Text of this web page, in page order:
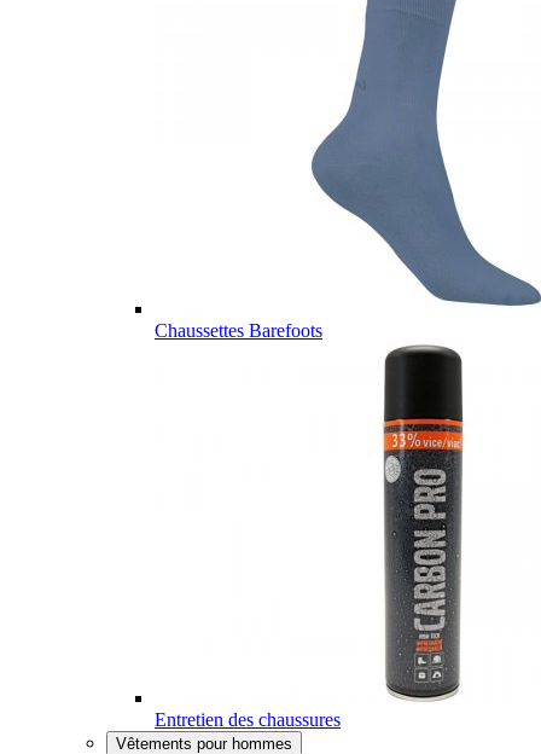
Chaussettes Barefoots
Entretien des chaussures
Vêtements pour hommes